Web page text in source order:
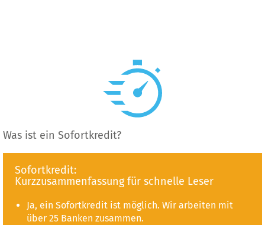
Was ist ein Sofortkredit?
Sofortkredit:
Kurzzusammenfassung für schnelle Leser
Ja, ein Sofortkredit ist möglich. Wir arbeiten mit
über 25 Banken zusammen.